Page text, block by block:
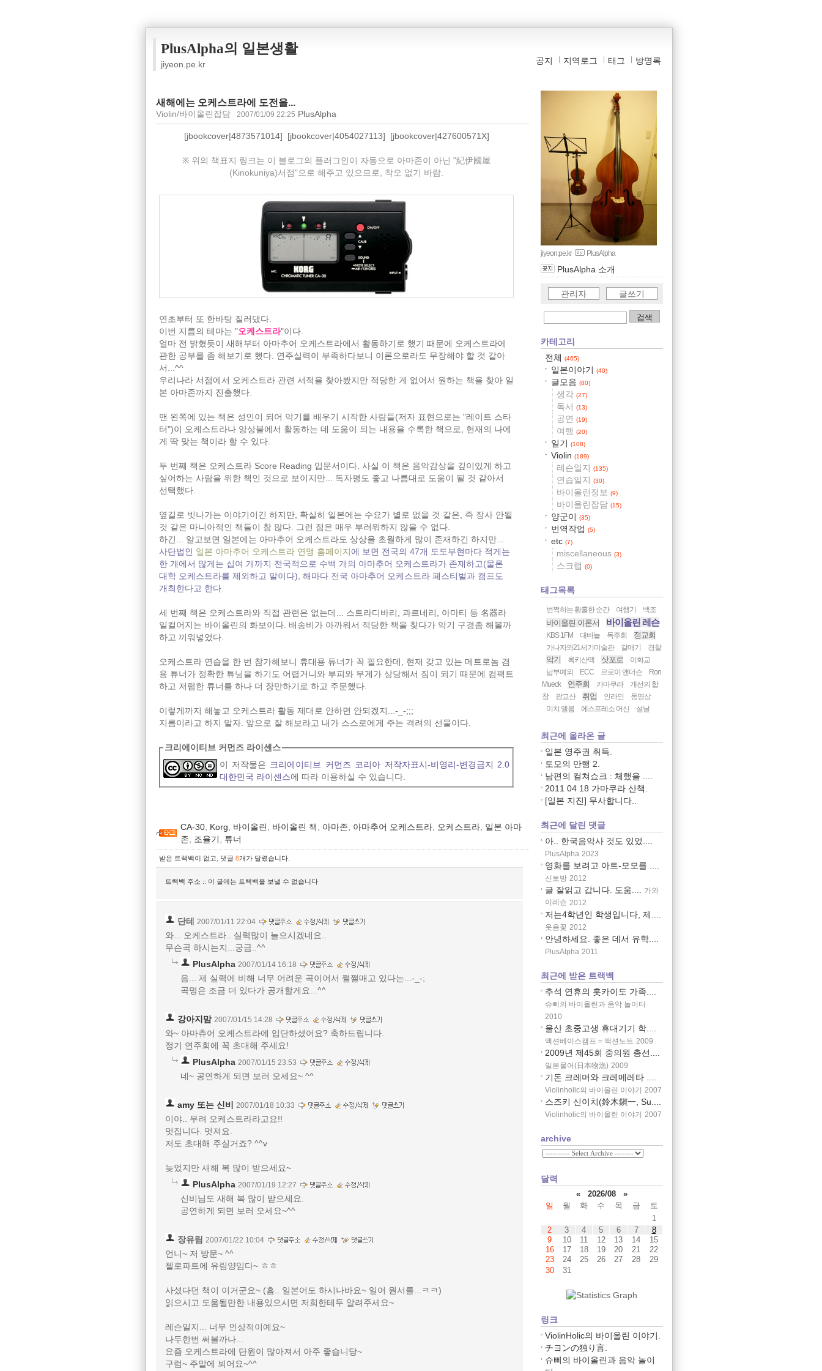
PlusAlpha의 일본생활
jiyeon.pe.kr 공지 지역로그 태그 방명록
새해에는 오케스트라에 도전을...
Violin/바이올린잡담 2007/01/09 22:25 PlusAlpha
[jbookcover|4873571014] [jbookcover|4054027113] [jbookcover|427600571X]
※ 위의 책표지 링크는 이 블로그의 플러그인이 자동으로 아마존이 아닌 "紀伊國屋
(Kinokuniya)서점"으로 해주고 있으므로, 착오 없기 바람.
연초부터 또 한바탕 질러댔다.
이번 지름의 테마는 "오케스트라"이다.
얼마 전 밝혔듯이 새해부터 아마추어 오케스트라에서 활동하기로 했기 때문에 오케스트라에
관한 공부를 좀 해보기로 했다. 연주실력이 부족하다보니 이론으로라도 무장해야 할 것 같아
서...^^
우리나라 서점에서 오케스트라 관련 서적을 찾아봤지만 적당한 게 없어서 원하는 책을 찾아 일
본 아마존까지 진출했다.
맨 왼쪽에 있는 책은 성인이 되어 악기를 배우기 시작한 사람들(저자 표현으로는 "레이트 스타
터")이 오케스트라나 앙상블에서 활동하는 데 도움이 되는 내용을 수록한 책으로, 현재의 나에
게 딱 맞는 책이라 할 수 있다.
두 번째 책은 오케스트라 Score Reading 입문서이다. 사실 이 책은 음악감상을 깊이있게 하고
싶어하는 사람을 위한 책인 것으로 보이지만... 독자평도 좋고 나름대로 도움이 될 것 같아서
선택했다.
옆길로 빗나가는 이야기이긴 하지만, 확실히 일본에는 수요가 별로 없을 것 같은, 즉 장사 안될
것 같은 마니아적인 책들이 참 많다. 그런 점은 매우 부러워하지 않을 수 없다.
하긴... 알고보면 일본에는 아마추어 오케스트라도 상상을 초월하게 많이 존재하긴 하지만...
사단법인 일본 아마추어 오케스트라 연맹 홈페이지 에 보면 전국의 47개 도도부현마다 적게는
한 개에서 많게는 십여 개까지 전국적으로 수백 개의 아마추어 오케스트라가 존재하고(물론
대학 오케스트라를 제외하고 말이다), 해마다 전국 아마추어 오케스트라 페스티벌과 캠프도
개최한다고 한다.
세 번째 책은 오케스트라와 직접 관련은 없는데... 스트라디바리, 과르네리, 아마티 등 名器라
일컬어지는 바이올린의 화보이다. 배송비가 아까워서 적당한 책을 찾다가 악기 구경좀 해볼까
하고 끼워넣었다.
오케스트라 연습을 한 번 참가해보니 휴대용 튜너가 꼭 필요한데, 현재 갖고 있는 메트로놈 겸
용 튜너가 정확한 튜닝을 하기도 어렵거니와 부피와 무게가 상당해서 짐이 되기 때문에 컴팩트
하고 저렴한 튜너를 하나 더 장만하기로 하고 주문했다.
이렇게까지 해놓고 오케스트라 활동 제대로 안하면 안되겠지...-_-;;;
지름이라고 하지 말자. 앞으로 잘 해보라고 내가 스스로에게 주는 격려의 선물이다.
크리에이티브 커먼즈 라이센스
이 저작물은 크리에이티브 커먼즈 코리아 저작자표시-비영리-변경금지 2.0
대한민국 라이센스에 따라 이용하실 수 있습니다.
CA-30, Korg, 바이올린 , 바이올린 책 , 아마존, 아마추어 오케스트라, 오케스트라, 일본 아마
존, 조율기 , 튜너
받은 트랙백이 없고 댓글 8개가 달렸습니다.
트랙백 주소 :: 이 글에는 트랙백을 보낼 수 없습니다
단테 2007/01/11 22:04
와... 오케스트라.. 실력많이 늘으시겠네요..
무슨곡 하시는지...궁금..^^
PlusAlpha 2007/01/14 16:18
음... 제 실력에 비해 너무 어려운 곡이어서 쩔쩔매고 있다는...-_-;
곡명은 조금 더 있다가 공개할게요...^^
강아지맘 2007/01/15 14:28
와~ 아마츄어 오케스트라에 입단하셨어요? 축하드립니다.
정기 연주회에 꼭 초대해 주세요!
PlusAlpha 2007/01/15 23:53
네~ 공연하게 되면 보러 오세요~ ^^
amy 또는 신비 2007/01/18 10:33
이야.. 무려 오케스트라라고요!!
멋집니다. 멋져요.
저도 초대해 주실거죠? ^^v
늦었지만 새해 복 많이 받으세요~
PlusAlpha 2007/01/19 12:27
신비님도 새해 복 많이 받으세요.
공연하게 되면 보러 오세요~^^
장유림 2007/01/22 10:04
언니~ 저 방문~ ^^
첼로파트에 유림양임다~ ㅎㅎ
사셨다던 책이 이거군요~ (흠.. 일본어도 하시나바요~ 일어 원서를...ㅋㅋ)
읽으시고 도움될만한 내용있으시면 저희한테두 알려주세요~
레슨일지... 너무 인상적이예요~
나두한번 써볼까나...
요즘 오케스트라에 단원이 많아져서 아주 좋습니당~
구럼~ 주말에 뵈어요~^^
jiyeon.pe.kr PlusAlpha
PlusAlpha 소개
관리자 글쓰기
카테고리
전체
(465)
일본이야기 (40)
글모음 (80)
생각 (27)
독서 (13)
공연 (19)
여행 (20)
일기 (108)
Violin (189)
레슨일지 (135)
연습일지 (30)
바이올린정보 (9)
바이올린잡담 (15)
양군이 (35)
번역작업 (5)
etc (7)
miscellaneous (3)
스크랩 (0)
태그목록
번쩍하는 황홀한 순간 여행기 백조
바이올린 이론서 바이올린 레슨
KBS 1FM 대바늘 독주회 정교회
가나자와21세기미술관 갈매기 경찰
악기 록키산맥 삿포로
이화교
납부예외
ECC 르로이 앤더슨
Ron
Mueck
연주회 카마쿠라
개선의 합
창
광교산 취업 인라인
동영상
미치 앨봄
에스프레소 머신 설날
최근에 올라온 글
일본 영주권 취득.
토모의 만행 2.
남편의 컬쳐쇼크 : 체했을 ....
2011 04 18 가마쿠라 산책.
[일본 지진] 무사합니다..
최근에 달린 댓글
아.. 한국음악사 것도 있었....
PlusAlpha 2023
영화를 보려고 아트-모모를 ....
신토방 2012
글 잘읽고 갑니다. 도움.... 가와
이레슨 2012
저는4학년인 학생입니다, 제....
웃음꽃 2012
안녕하세요. 좋은 데서 유학....
PlusAlpha 2011
최근에 받은 트랙백
추석 연휴의 홋카이도 가족....
슈삐의 바이올린과 음악 놀이터
2010
울산 초중고생 휴대기기 학....
액션베이스캠프 = 액션노트 2009
2009년 제45회 중의원 총선....
일본물어(日本物漁) 2009
기돈 크레머와 크레메레타 ....
Violinholic의 바이올린 이야기 2007
스즈키 신이치(鈴木鎭一, Su....
Violinholic의 바이올린 이야기 2007
archive
달력
«
2026/08
»
일
월 화 수 목 금
토
1
2
3 4 5 6 7
8
9
10 11 12 13 14
15
16
17 18 19 20 21
22
23
24 25 26 27 28
29
30
31
링크
ViolinHolic의 바이올린 이야기.
チヨンの独り言.
슈삐의 바이올린과 음악 놀이